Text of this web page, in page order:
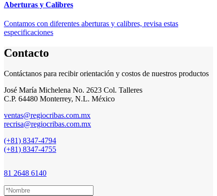
Aberturas y Calibres
Contamos con diferentes aberturas y calibres, revisa estas
especificaciones
Contacto
Contáctanos para recibir orientación y costos de nuestros productos
José María Michelena No. 2623 Col. Talleres
C.P. 64480 Monterrey, N.L. México
ventas@regiocribas.com.mx
recrisa@regiocribas.com.mx
(+81) 8347-4794
(+81) 8347-4755
81 2648 6140